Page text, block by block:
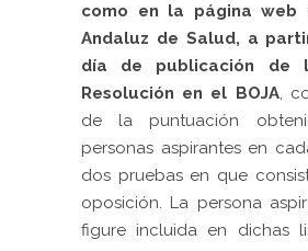
como en la página web
Andaluz de Salud, a
día de publicación de
Resolución en el BOJA,
de la puntuación
personas aspirantes en
dos pruebas en que
oposición. La persona
figure incluida en dichas